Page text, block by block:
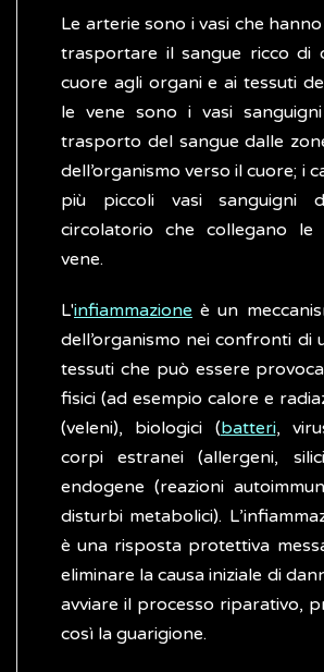
Le arterie sono i vasi che
trasportare il sangue ricco di
cuore agli organi e ai tessuti
le vene sono i vasi
trasporto del sangue dalle
dell’organismo verso il cuore; i
più piccoli vasi sanguigni
circolatorio che collegano
vene.
L'infiammazione è un
dell’organismo nei confronti di
tessuti che può essere
fisici (ad esempio calore e
(veleni), biologici (batteri,
corpi estranei (allergeni,
endogene (reazioni
disturbi metabolici).
è una risposta protettiva
eliminare la causa iniziale di
avviare il processo riparativo,
così la guarigione.